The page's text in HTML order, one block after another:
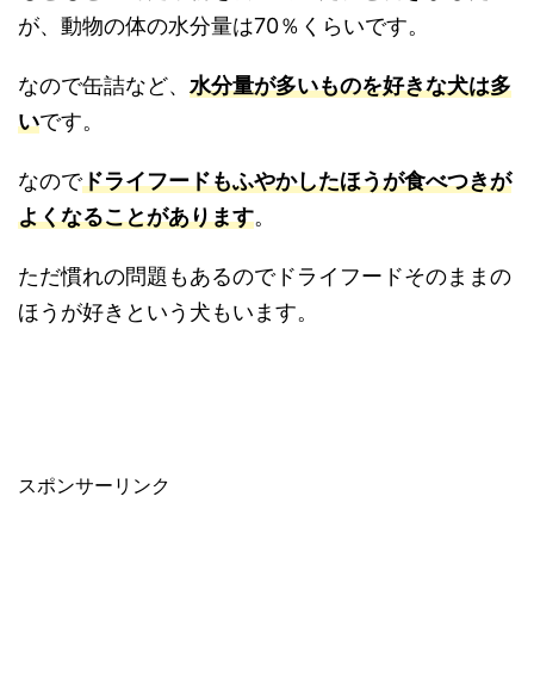
が、動物の体の水分量は70％くらいです。
なので缶詰など、 水分量が多いものを好きな犬は多
いです。
なのでドライフードもふやかしたほうが食べつきが
よくなることがあります。
ただ慣れの問題もあるのでドライフードそのままの
ほうが好きという犬もいます。
スポンサーリンク